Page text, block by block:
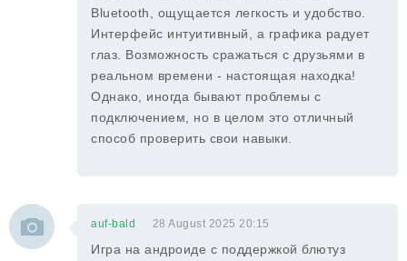
Bluetooth, ощущается легкость и удобство.
Интерфейс интуитивный, а графика радует
глаз. Возможность сражаться с друзьями в
реальном времени - настоящая находка!
Однако, иногда бывают проблемы с
подключением, но в целом это отличный
способ проверить свои навыки.
auf-bald 28 August 2025 20:15
Игра на андроиде с поддержкой блютуз